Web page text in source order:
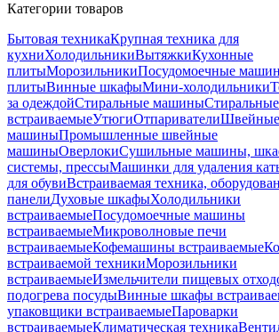
Категории товаров
Бытовая техникаКрупная техника для
кухниХолодильникиВытяжкиКухонные
плитыМорозильникиПосудомоечные
плитыВинные шкафыМини-холодильники
за одеждойСтиральные машины
встраиваемыеУтюгиОтпариватели
машиныПромышленные швейные
машиныОверлокиСушильные машины,
системы, прессыМашинки для удаления
для обувиВстраиваемая техника,
панелиДуховые шкафыХолодильники
встраиваемыеПосудомоечные машины
встраиваемыеМикроволновые печи
встраиваемыеКофемашины встраиваемые
встраиваемой техникиМорозильники
встраиваемыеИзмельчители пищевых
подогрева посудыВинные шкафы
упаковщики встраиваемыеПароварки
встраиваемыеКлиматическая техника